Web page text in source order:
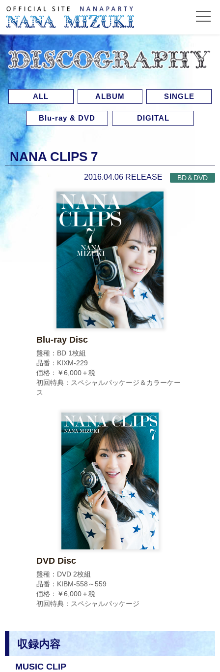
ALL ALBUM SINGLE
Blu-ray & DVD DIGITAL
NANA CLIPS 7
2016.04.06 RELEASE BD＆DVD
Blu-ray Disc
盤種：BD 1枚組
品番：KIXM-229
価格：￥6,000＋税
初回特典：スペシャルパッケージ＆カラーケー
ス
DVD Disc
盤種：DVD 2枚組
品番：KIBM-558～559
価格：￥6,000＋税
初回特典：スペシャルパッケージ
収録内容
MUSIC CLIP